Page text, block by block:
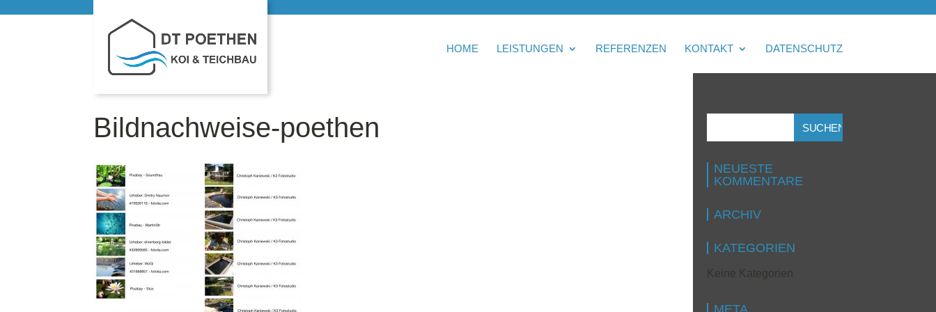
HOME LEISTUNGEN REFERENZEN KONTAKT DATENSCHUTZ
Bildnachweise-poethen
NEUESTE
KOMMENTARE
ARCHIV
KATEGORIEN
Keine Kategorien
META